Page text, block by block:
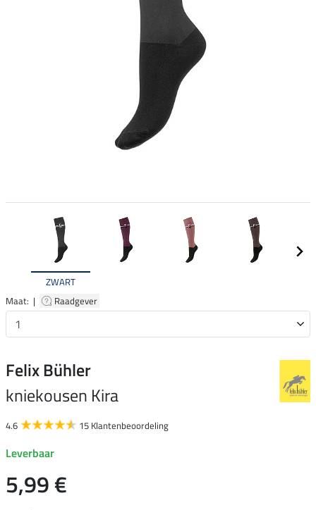
ZWART
Maat: |
Raadgever
Felix Bühler
kniekousen Kira
4.6 15 Klantenbeoordeling
Leverbaar
5,99 €